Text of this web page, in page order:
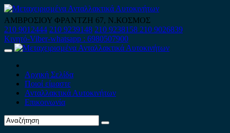
Skip
to
content
ΑΜΒΡΟΣΙΟΥ ΦΡΑΝΤΖΗ 67, Ν.ΚΟΣΜΟΣ
210 9012444 210 9239148 210 9238158 210 9026839
Κινητό-Viber-whatsapp : 6980507900
Primary
Αρχική Σελίδα
Ποιοί είμαστε
Ανταλλακτικά Αυτοκινήτων
Επικοινωνία